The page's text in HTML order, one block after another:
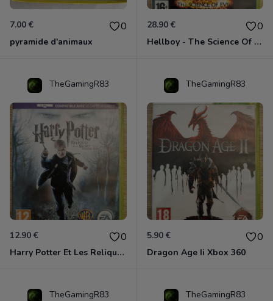
7.00 € 0
pyramide d'animaux
28.90 € 0
Hellboy - The Science Of Evil Xbox 360
TheGamingR83
12.90 € 0
Harry Potter Et Les Reliques De La Mort - 1ère Partie Xbox 360
TheGamingR83
5.90 € 0
Dragon Age Ii Xbox 360
TheGamingR83 TheGamingR83